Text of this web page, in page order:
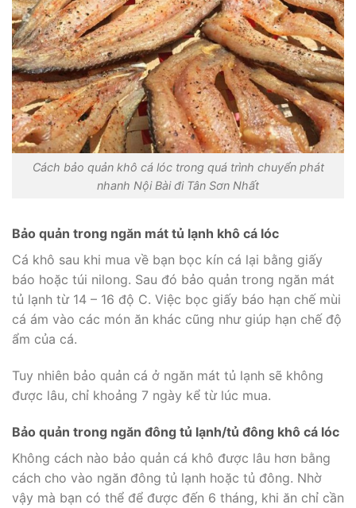
Cách bảo quản khô cá lóc trong quá trình chuyển phát
nhanh Nội Bài đi Tân Sơn Nhất
Bảo quản trong ngăn mát tủ lạnh khô cá lóc
Cá khô sau khi mua về bạn bọc kín cá lại bằng giấy
báo hoặc túi nilong. Sau đó bảo quản trong ngăn mát
tủ lạnh từ 14 – 16 độ C. Việc bọc giấy báo hạn chế mùi
cá ám vào các món ăn khác cũng như giúp hạn chế độ
ẩm của cá.
Tuy nhiên bảo quản cá ở ngăn mát tủ lạnh sẽ không
được lâu, chỉ khoảng 7 ngày kể từ lúc mua.
Bảo quản trong ngăn đông tủ lạnh/tủ đông khô cá lóc
Không cách nào bảo quản cá khô được lâu hơn bằng
cách cho vào ngăn đông tủ lạnh hoặc tủ đông. Nhờ
vậy mà bạn có thể để được đến 6 tháng, khi ăn chỉ cần